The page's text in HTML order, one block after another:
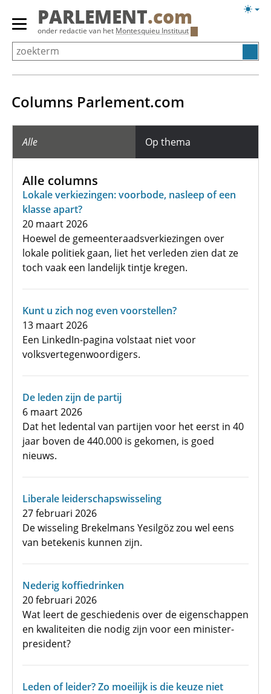
Overslaan
Primair
menu
tonen/verbergen
PARLEMENT.com
onder redactie van het Montesquieu Instituut
Columns Parlement.com
Alle Op thema
Alle columns
Lokale verkiezingen: voorbode, nasleep of een
klasse apart?
20 maart 2026
Hoewel de gemeenteraadsverkiezingen over
lokale politiek gaan, liet het verleden zien dat ze
toch vaak een landelijk tintje kregen.
Kunt u zich nog even voorstellen?
13 maart 2026
Een LinkedIn-pagina volstaat niet voor
volksvertegenwoordigers.
De leden zijn de partij
6 maart 2026
Dat het ledental van partijen voor het eerst in 40
jaar boven de 440.000 is gekomen, is goed
nieuws.
Liberale leiderschapswisseling
27 februari 2026
De wisseling Brekelmans Yesilgöz zou wel eens
van betekenis kunnen zijn.
Nederig koffiedrinken
20 februari 2026
Wat leert de geschiedenis over de eigenschappen
en kwaliteiten die nodig zijn voor een minister-
president?
Leden of leider? Zo moeilijk is die keuze niet